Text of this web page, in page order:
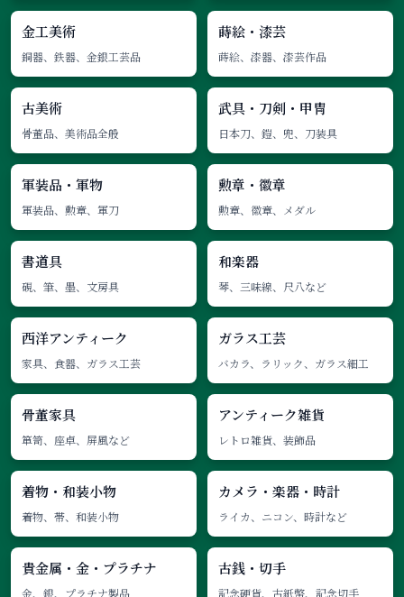
金工美術
銅器、鉄器、金銀工芸品
蒔絵・漆芸
蒔絵、漆器、漆芸作品
古美術
骨董品、美術品全般
武具・刀剣・甲冑
日本刀、鎧、兜、刀装具
軍装品・軍物
軍装品、勲章、軍刀
勲章・徽章
勲章、徽章、メダル
書道具
硯、筆、墨、文房具
和楽器
琴、三味線、尺八など
西洋アンティーク
家具、食器、ガラス工芸
ガラス工芸
バカラ、ラリック、ガラス細工
骨董家具
箪笥、座卓、屏風など
アンティーク雑貨
レトロ雑貨、装飾品
着物・和装小物
着物、帯、和装小物
カメラ・楽器・時計
ライカ、ニコン、時計など
貴金属・金・プラチナ
金、銀、プラチナ製品
古銭・切手
記念硬貨、古紙幣、記念切手